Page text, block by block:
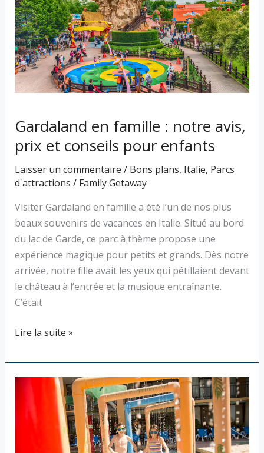
Gardaland en famille : notre avis,
prix et conseils pour enfants
Laisser un commentaire / Bons plans, Italie, Parcs
d'attractions / Family Getaway
Visiter Gardaland en famille a été l’un de nos plus
beaux souvenirs de vacances en Italie. Situé au bord
du lac de Garde, ce parc à thème propose une
expérience magique pour petits et grands. Dès notre
arrivée, notre fille avait les yeux qui pétillaient devant
le château à l’entrée et la musique entraînante.
C’était
notre
avis,
prix
et
conseils
pour
Lire la suite »
Caravelle
Waterpark
famille